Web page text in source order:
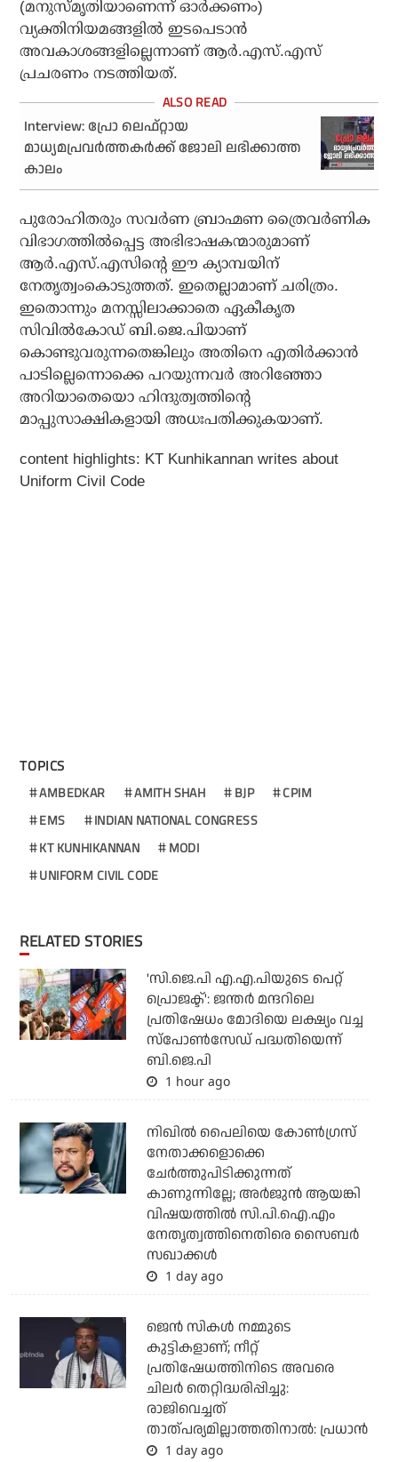
(മനുസ്മൃതിയാണെന്ന് ഓര്‍ക്കണം)
വ്യക്തിനിയമങ്ങളില്‍ ഇടപെടാന്‍
അവകാശങ്ങളില്ലെന്നാണ് ആര്‍.എസ്.എസ്
പ്രചരണം നടത്തിയത്.
Interview: പ്രോ ലെഫ്റ്റായ
മാധ്യമപ്രവര്‍ത്തകര്‍ക്ക് ജോലി ലഭിക്കാത്ത
കാലം
പുരോഹിതരും സവര്‍ണ ബ്രാഹ്മണ ത്രൈവര്‍ണിക
വിഭാഗത്തില്‍പ്പെട്ട അഭിഭാഷകന്മാരുമാണ്
ആര്‍.എസ്.എസിന്റെ ഈ ക്യാമ്പയിന്
നേതൃത്വംകൊടുത്തത്. ഇതെല്ലാമാണ് ചരിത്രം.
ഇതൊന്നും മനസ്സിലാക്കാതെ ഏകീകൃത
സിവില്‍കോഡ് ബി.ജെ.പിയാണ്
കൊണ്ടുവരുന്നതെങ്കിലും അതിനെ എതിര്‍ക്കാന്‍
പാടില്ലെന്നൊക്കെ പറയുന്നവര്‍ അറിഞ്ഞോ
അറിയാതെയൊ ഹിന്ദുത്വത്തിന്റെ
മാപ്പുസാക്ഷികളായി അധഃപതിക്കുകയാണ്.
content highlights: KT Kunhikannan writes about
Uniform Civil Code
TOPICS
AMBEDKAR AMITH SHAH BJP
CPIM
EMS
INDIAN NATIONAL CONGRESS
KT KUNHIKANNAN
MODI
UNIFORM CIVIL CODE
RELATED STORIES
'സി.ജെ.പി എ.എ.പിയുടെ പെറ്റ്
പ്രൊജക്ട്': ജന്തര്‍ മന്ദറിലെ
പ്രതിഷേധം മോദിയെ ലക്ഷ്യം വച്ച
സ്‌പോണ്‍സേഡ് പദ്ധതിയെന്ന്
ബി.ജെ.പി
1 hour ago
നിഖില്‍ പൈലിയെ കോണ്‍ഗ്രസ്
നേതാക്കളൊക്കെ
ചേര്‍ത്തുപിടിക്കുന്നത്
കാണുന്നില്ലേ; അര്‍ജുന്‍ ആയങ്കി
വിഷയത്തില്‍ സി.പി.ഐ.എം
നേതൃത്വത്തിനെതിരെ സൈബര്‍
സഖാക്കള്‍
1 day ago
ജെന്‍ സികള്‍ നമ്മുടെ
കുട്ടികളാണ്; നീറ്റ്
പ്രതിഷേധത്തിനിടെ അവരെ
ചിലര്‍ തെറ്റിദ്ധരിപ്പിച്ചു:
രാജിവെച്ചത്
താത്പര്യമില്ലാത്തതിനാല്‍: പ്രധാന്‍
1 day ago